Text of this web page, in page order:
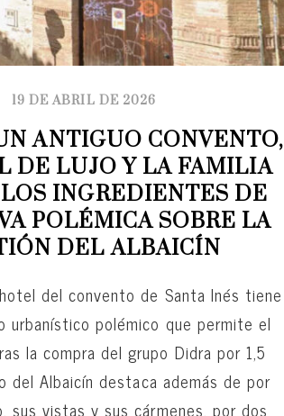
19 DE ABRIL DE 2026
ANTIGUO CONVENTO,
DE LUJO Y LA FAMILIA
INGREDIENTES DE
POLÉMICA SOBRE LA
DEL ALBAICÍN
del convento de Santa Inés tiene
urbanístico polémico que permite el
la compra del grupo Didra por 1,5
del Albaicín destaca además de por
sus vistas y sus cármenes, por dos